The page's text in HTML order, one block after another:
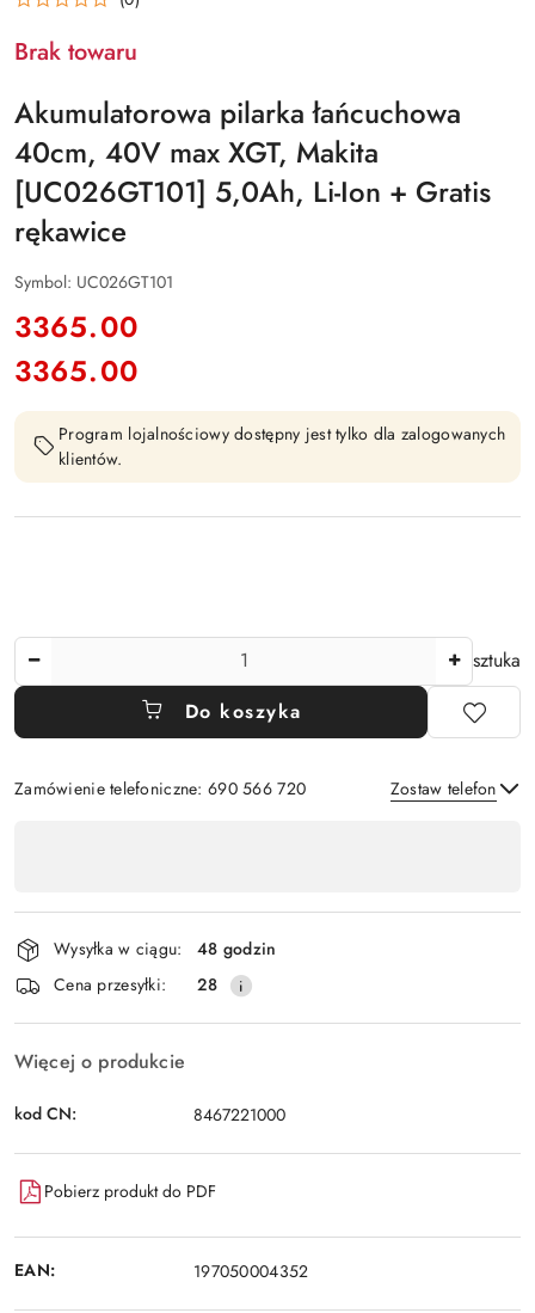
Brak towaru
Akumulatorowa pilarka łańcuchowa
40cm, 40V max XGT, Makita
[UC026GT101] 5,0Ah, Li-Ion + Gratis
rękawice
Symbol: UC026GT101
cena:
3365.00
Cena:
3365.00
Program lojalnościowy dostępny jest tylko dla zalogowanych
klientów.
sztuka
Do koszyka
Zamówienie telefoniczne: 690 566 720 Zostaw telefon
płatność
i
dostawa
Wysyłka w ciągu:
48 godzin
Cena przesyłki:
28
Więcej o produkcie
kod CN: 8467221000
Pobierz produkt do PDF
EAN: 197050004352